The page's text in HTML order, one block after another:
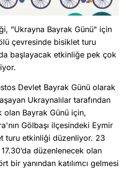
"Ukrayna Bayrak Günü" için
çevresinde bisiklet turu
başlayacak etkinliğe pek çok
Devlet Bayrak Günü olarak
Ukraynalılar tarafından
Bayrak Günü için,
Gölbaşı ilçesindeki Eymir
turu etkinliği düzenliyor. 23
düzenlenecek olan
bir yanından katılımcı gelmesi